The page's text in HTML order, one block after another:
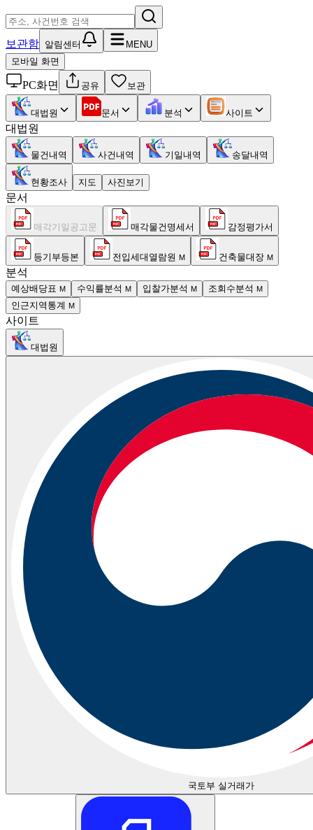
보관함 알림센터
MENU
모바일 화면
PC화면 공유 보관
대법원 문서 분석 사이트
대법원
물건내역 사건내역 기일내역 송달내역
현황조사 지도 사진보기
문서
매각기일공고문 매각물건명세서 감정평가서
등기부등본 전입세대열람원 M 건축물대장 M
분석
예상배당표 M 수익률분석 M 입찰가분석 M 조회수분석 M
인근지역통계 M
사이트
대법원
국토부 실거래가